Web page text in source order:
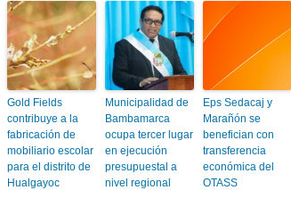
Gold Fields
contribuye a la
fabricación de
mobiliario escolar
para el distrito de
Hualgayoc
Municipalidad de
Bambamarca
ocupa tercer lugar
en ejecución
presupuestal a
nivel regional
Eps Sedacaj y
Marañón se
benefician con
transferencia
económica del
OTASS